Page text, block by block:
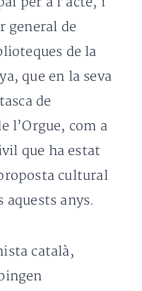
general de
de la
que en la seva
de
l’Orgue, com a
que ha estat
cultural
anys.
català,